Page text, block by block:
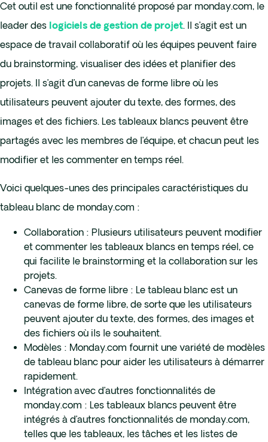
Cet outil est une fonctionnalité proposé par monday.com, le
leader des logiciels de gestion de projet. Il s’agit est un
espace de travail collaboratif où les équipes peuvent faire
du brainstorming, visualiser des idées et planifier des
projets. Il s’agit d’un canevas de forme libre où les
utilisateurs peuvent ajouter du texte, des formes, des
images et des fichiers. Les tableaux blancs peuvent être
partagés avec les membres de l’équipe, et chacun peut les
modifier et les commenter en temps réel.
Voici quelques-unes des principales caractéristiques du
tableau blanc de monday.com :
Collaboration : Plusieurs utilisateurs peuvent modifier
et commenter les tableaux blancs en temps réel, ce
qui facilite le brainstorming et la collaboration sur les
projets.
Canevas de forme libre : Le tableau blanc est un
canevas de forme libre, de sorte que les utilisateurs
peuvent ajouter du texte, des formes, des images et
des fichiers où ils le souhaitent.
Modèles : Monday.com fournit une variété de modèles
de tableau blanc pour aider les utilisateurs à démarrer
rapidement.
Intégration avec d’autres fonctionnalités de
monday.com : Les tableaux blancs peuvent être
intégrés à d’autres fonctionnalités de monday.com,
telles que les tableaux, les tâches et les listes de